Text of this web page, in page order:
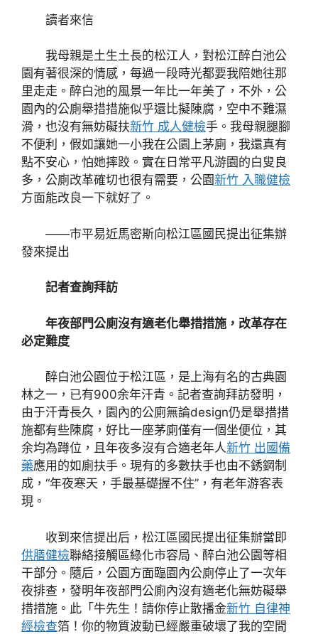
讀者來信
我母親是土生土長的松江人，對松江醉白池公
園有著很深的情感，每過一段時光都要我陪她往那
里走走。醉白池的風景一年比一年美了，不外，公
園內的公廁舉措措施似乎還比擬陳腐，空中不難濕
滑，也沒有無妨礙扶新竹 成人健檢手。我母親腿腳
不便利，假如讓她一小我在公園上茅廁，我還真有
點不安心，怕她摔跤。實在日常平凡游園的白叟良
多，公廁改革確切也很有需要，公園新竹 入職健檢
方面能改良一下就好了。
——市平易近馬密斯向松江區國民提出征集辦
發來提出
記者查詢拜訪
年夜部門公廁沒有適老化舉措措施，改革存在
必定難度
醉白池公園位于松江區，是上海有名的古典園
林之一，已有900余年汗青。記者查詢拜訪發明，
由于汗青長久，園內的公廁無論design仍是舉措措
施都有些陳腐，好比一座茅廁僅有一個坐便位，其
余均為蹲位，且年夜多沒有合適老年人新竹 出國備
藥應用的如廁扶手。現有的多數扶手也由不銹鋼制
成，“年夜寒天，手最基礎握不住”，有老年游客表
現。
收到來信提出后，松江區國民提出征集辦當即
供膳健檢聯絡接觸區綠化市容局、醉白池公園等相
干部分。隨后，公園方面臨園內公廁停止了一次年
夜排查，發明年夜部門公廁內沒有適老化無妨礙舉
措措施。此「牛先生！請你停止散播金新竹 自律神
經檢查箔！你的物質波動已經嚴重破壞了我的空間